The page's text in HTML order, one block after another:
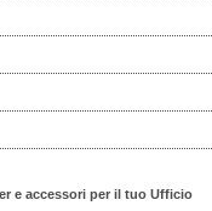
e accessori per il tuo Ufficio